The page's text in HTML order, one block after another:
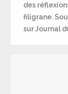
des
filigrane.
sur Journal